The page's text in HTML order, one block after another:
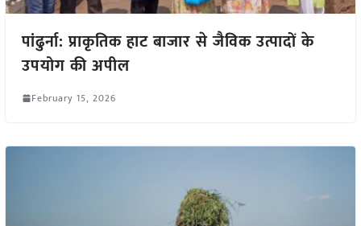
पांढुर्ना: प्राकृतिक हाट बाजार से जैविक उत्पादों के
उपयोग की अपील
February 15, 2026